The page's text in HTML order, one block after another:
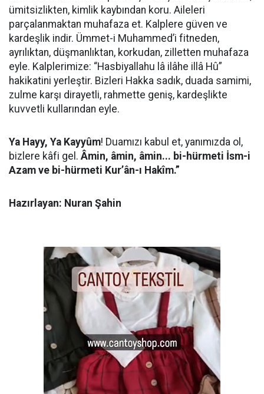
ümitsizlikten, kimlik kaybından koru. Aileleri
parçalanmaktan muhafaza et. Kalplere güven ve
kardeşlik indir. Ümmet-i Muhammed’i fitneden,
ayrılıktan, düşmanlıktan, korkudan, zilletten muhafaza
eyle. Kalplerimize: “Hasbiyallahu lâ ilâhe illâ Hû”
hakikatini yerleştir. Bizleri Hakka sadık, duada samimi,
zulme karşı dirayetli, rahmette geniş, kardeşlikte
kuvvetli kullarından eyle.
Ya Hayy, Ya Kayyûm! Duamızı kabul et, yanımızda ol,
bizlere kâfi gel. Âmin, âmin, âmin... bi-hürmeti İsm-i
Azam ve bi-hürmeti Kur’ân-ı Hakîm.”
Hazırlayan: Nuran Şahin